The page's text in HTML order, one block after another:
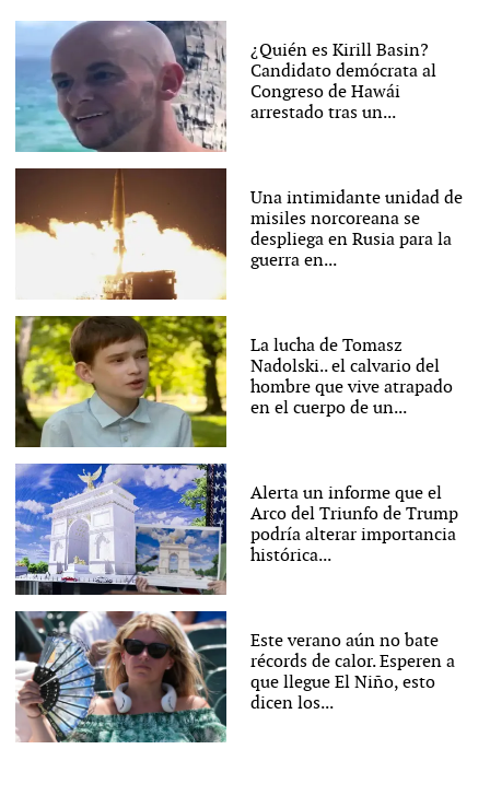
¿Quién es Kirill Basin?
Candidato demócrata al
Congreso de Hawái
arrestado tras un...
Una intimidante unidad de
misiles norcoreana se
despliega en Rusia para la
guerra en...
La lucha de Tomasz
Nadolski.. el calvario del
hombre que vive atrapado
en el cuerpo de un...
Alerta un informe que el
Arco del Triunfo de Trump
podría alterar importancia
histórica...
Este verano aún no bate
récords de calor. Esperen a
que llegue El Niño, esto
dicen los...